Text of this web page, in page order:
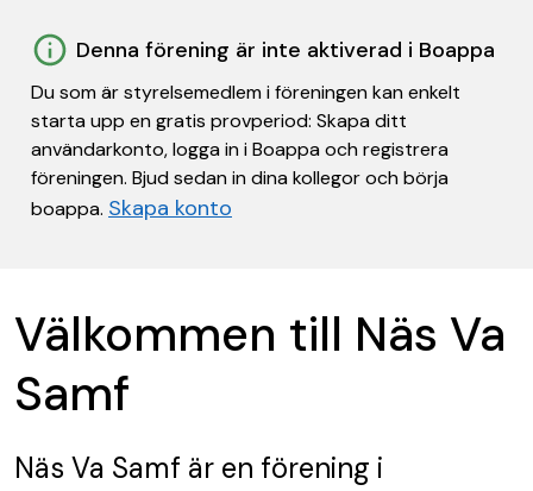
Denna förening är inte aktiverad i Boappa
Du som är styrelsemedlem i föreningen kan enkelt
starta upp en gratis provperiod: Skapa ditt
användarkonto, logga in i Boappa och registrera
föreningen. Bjud sedan in dina kollegor och börja
boappa. Skapa konto
Välkommen till Näs Va
Samf
Näs Va Samf är en förening i